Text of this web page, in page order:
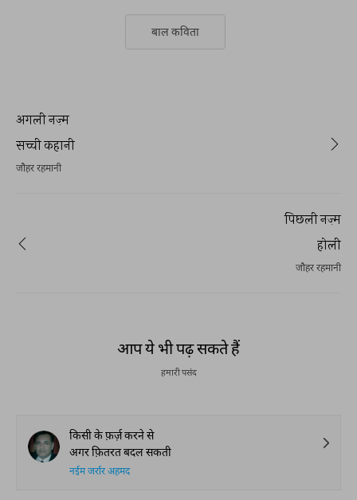
बाल कविता
अगली नज़्म
सच्ची कहानी
जौहर रहमानी
पिछली नज़्म
होली
जौहर रहमानी
आप ये भी पढ़ सकते हैं
हमारी पसंद
किसी के फ़र्ज़ करने से
अगर फ़ितरत बदल सकती
नईम जर्रार अहमद